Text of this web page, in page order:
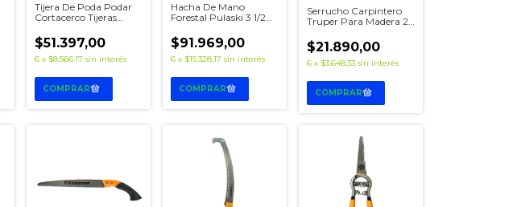
Tijera De Poda Podar
Cortacerco Tijeras
$51.397,00
6 x $8.566,17 sin interés
Hacha De Mano
Forestal Pulaski 3 1/2
$91.969,00
6 x $15.328,17 sin interés
Serrucho Carpintero
Truper Para Madera 22
$21.890,00
6 x $3.648,33 sin interés